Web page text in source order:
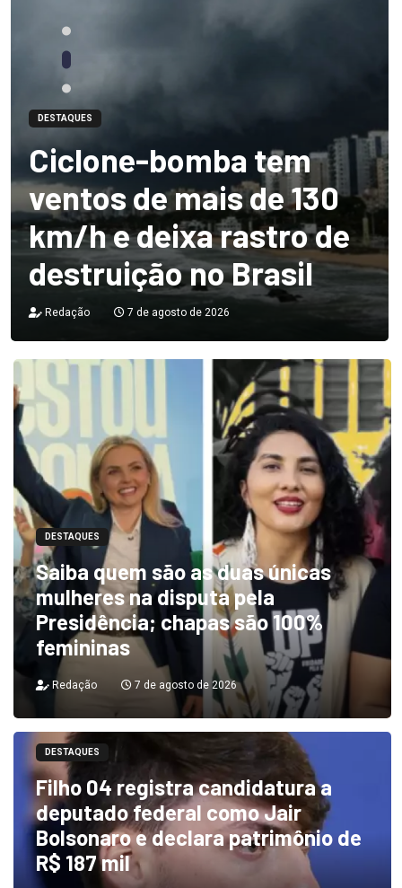
DESTAQUES
Ciclone-bomba tem
ventos de mais de 130
km/h e deixa rastro de
destruição no Brasil
Redação 7 de agosto de 2026
DESTAQUES
Saiba quem são as duas únicas
mulheres na disputa pela
Presidência; chapas são 100%
femininas
Redação 7 de agosto de 2026
DESTAQUES
Filho 04 registra candidatura a
deputado federal como Jair
Bolsonaro e declara patrimônio de
R$ 187 mil